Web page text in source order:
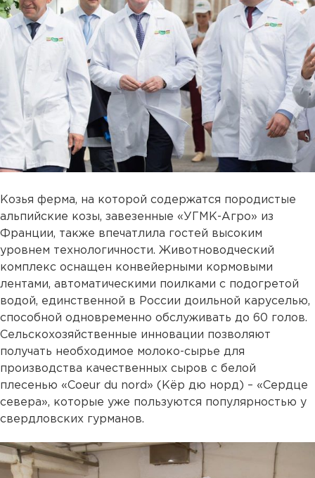
Козья ферма, на которой содержатся породистые
альпийские козы, завезенные «УГМК-Агро» из
Франции, также впечатлила гостей высоким
уровнем технологичности. Животноводческий
комплекс оснащен конвейерными кормовыми
лентами, автоматическими поилками с подогретой
водой, единственной в России доильной каруселью,
способной одновременно обслуживать до 60 голов.
Сельскохозяйственные инновации позволяют
получать необходимое молоко-сырье для
производства качественных сыров с белой
плесенью «Coeur du nord» (Kёр дю норд) – «Сердце
севера», которые уже пользуются популярностью у
свердловских гурманов.